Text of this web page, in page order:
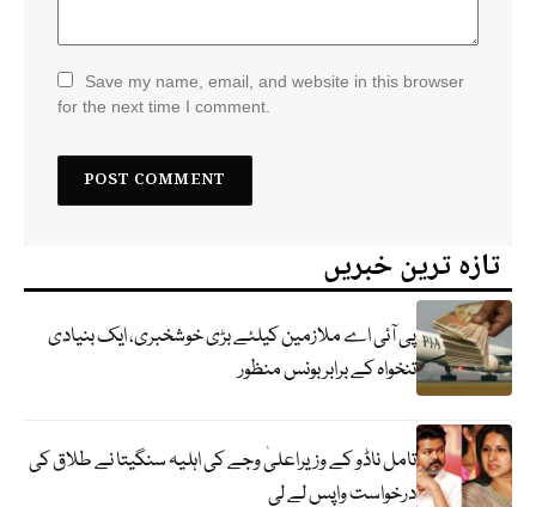
Save my name, email, and website in this browser
for the next time I comment.
تازہ ترین خبریں
پی آئی اے ملازمین کیلئے بڑی خوشخبری، ایک بنیادی
تنخواہ کے برابر بونس منظور
تامل ناڈو کے وزیراعلیٰ وجے کی اہلیہ سنگیتا نے طلاق کی
درخواست واپس لے لی